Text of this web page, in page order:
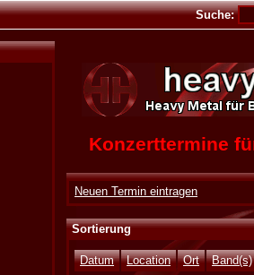
Suche:
Konzerttermine
Neuen Termin eintragen
Sortierung
Datum Location Ort Band(s)